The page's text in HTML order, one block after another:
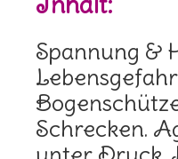
Spannung &
Schrecken.